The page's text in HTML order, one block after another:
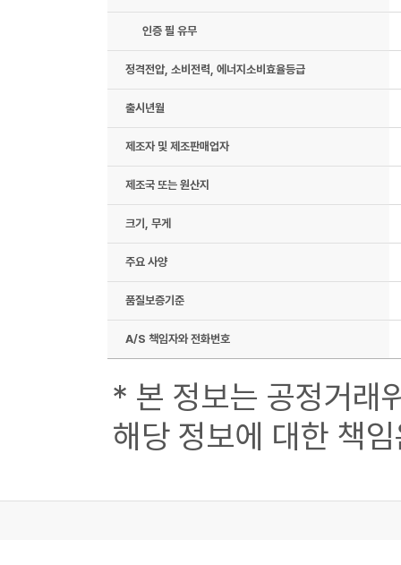
인증 필 유무
정격전압, 소비전력, 에너지소비효율등급
출시년월
제조자 및 제조판매업자
제조국 또는 원산지
크기, 무게
주요 사양
품질보증기준
A/S 책임자와 전화번호
* 본 정보는 공정거래
해당 정보에 대한 책